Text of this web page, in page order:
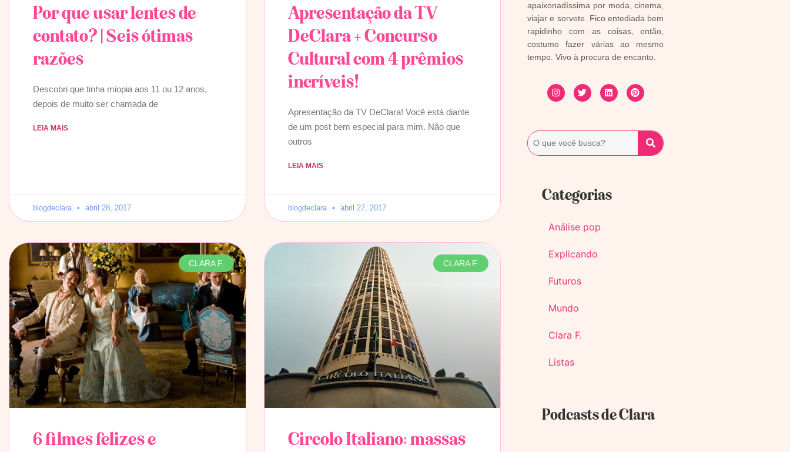
Por que usar lentes de
contato? | Seis ótimas
razões
Descobri que tinha miopia aos 11 ou 12 anos,
depois de muito ser chamada de
LEIA MAIS
blogdeclara abril 28, 2017
Apresentação da TV
DeClara + Concurso
Cultural com 4 prêmios
incríveis!
Apresentação da TV DeClara! Você está diante
de um post bem especial para mim. Não que
outros
LEIA MAIS
blogdeclara abril 27, 2017
CLARA F.
6 filmes felizes e
CLARA F.
Circolo Italiano: massas
apaixonadíssima por moda, cinema,
viajar e sorvete. Fico entediada bem
rapidinho com as coisas, então,
costumo fazer várias ao mesmo
tempo. Vivo à procura de encanto.
Categorias
Análise pop
Explicando
Futuros
Mundo
Clara F.
Listas
Podcasts de Clara